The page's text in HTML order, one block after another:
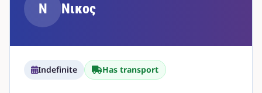
Ν Νικος
Indefinite Has transport